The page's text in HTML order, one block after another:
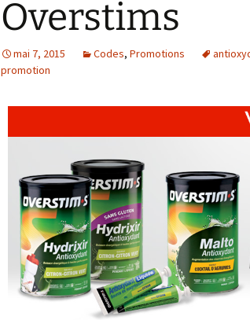
Résultats 2021
Résultats 2020
Résultats 2017
Résultats 2015
Résultats 2016
Comptes Rendus
Overstims
mai 7, 2015 Codes, Promotions
promotion